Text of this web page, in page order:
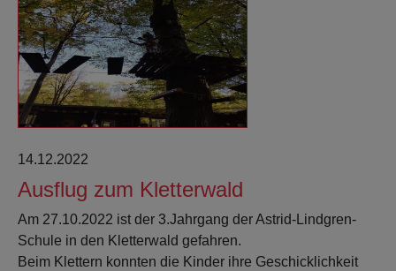
14.12.2022
Ausflug zum Kletterwald
Am 27.10.2022 ist der 3.Jahrgang der Astrid-Lindgren-
Schule in den Kletterwald gefahren.
Beim Klettern konnten die Kinder ihre Geschicklichkeit